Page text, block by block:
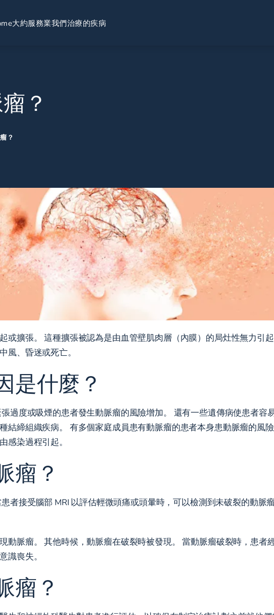
大約服務業我們治療的疾病
？
？
或擴張。 這種擴張被認為是由血管壁肌肉層（內膜）的局灶性無力引
風、昏迷或死亡。
是什麼？
過度或吸煙的患者發生動脈瘤的風險增加。 還有一些遺傳病使患者容
結締組織疾病。 有多個家庭成員患有動脈瘤的患者本身患動脈瘤的風
感染過程引起。
瘤？
者接受腦部 MRI 以評估輕微頭痛或頭暈時，可以檢測到未破裂的動脈
動脈瘤。 其他時候，動脈瘤在破裂時被發現。 當動脈瘤破裂時，患者
識喪失。
瘤？